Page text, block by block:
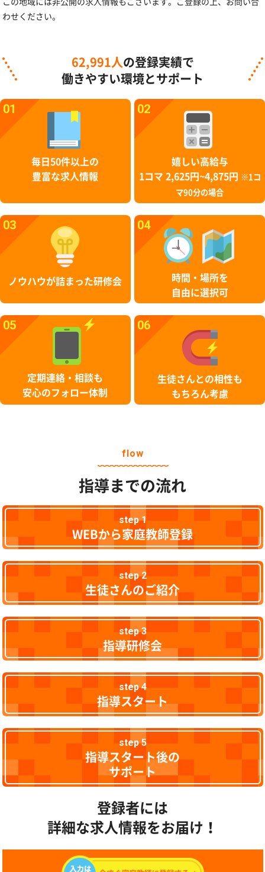
この地域には非公開の求人情報もございます。ご登録の上、お問い合
わせください。
62,991人 の登録実績で
働きやすい環境とサポート
01
毎日50件以上の
豊富な求人情報
02
嬉しい高給与
1コマ 2,625円~4,875円
※1コ
マ90分の場合
03
ノウハウが詰まった研修会
04
時間・場所を
自由に選択可
05
定期連絡・相談も
安心のフォロー体制
06
生徒さんとの相性も
もちろん考慮
flow
指導までの流れ
step 1
WEBから家庭教師登録
step 2
生徒さんのご紹介
step 3
指導研修会
step 4
指導スタート
step 5
指導スタート後の
サポート
登録者には
詳細な求人情報をお届け！